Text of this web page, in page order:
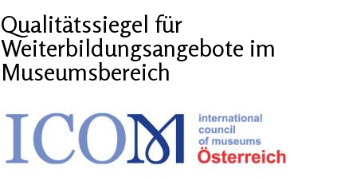
Qualitätssiegel für
Weiterbildungsangebote im
Museumsbereich